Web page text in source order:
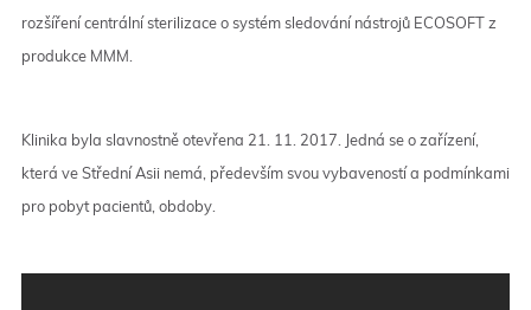
rozšíření centrální sterilizace o systém sledování nástrojů ECOSOFT z
produkce MMM.
Klinika byla slavnostně otevřena 21. 11. 2017. Jedná se o zařízení,
která ve Střední Asii nemá, především svou vybaveností a podmínkami
pro pobyt pacientů, obdoby.